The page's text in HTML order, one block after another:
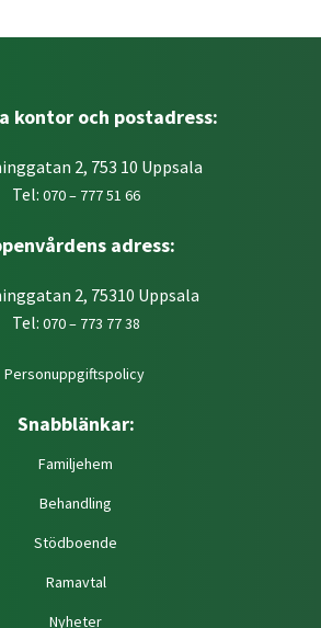
kontor och postadress:
2, 753 10 Uppsala
Tel: 070 – 777 51 66
adress:
2, 75310 Uppsala
Tel: 070 – 773 77 38
Personuppgiftspolicy
Snabblänkar:
Familjehem
Behandling
Stödboende
Ramavtal
Nyheter